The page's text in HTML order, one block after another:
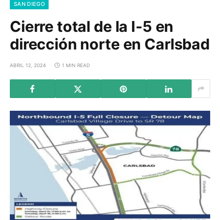
SAN DIEGO
Cierre total de la I-5 en
dirección norte en Carlsbad
ABRIL 12, 2024 1 MIN READ